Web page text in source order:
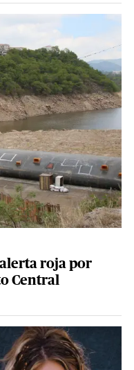
roja por
Central